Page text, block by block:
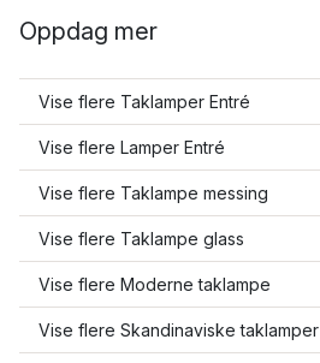
Oppdag mer
Vise flere Taklamper Entré
Vise flere Lamper Entré
Vise flere Taklampe messing
Vise flere Taklampe glass
Vise flere Moderne taklampe
Vise flere Skandinaviske taklamper